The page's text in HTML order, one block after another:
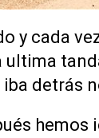
y cada
detrás
hemos